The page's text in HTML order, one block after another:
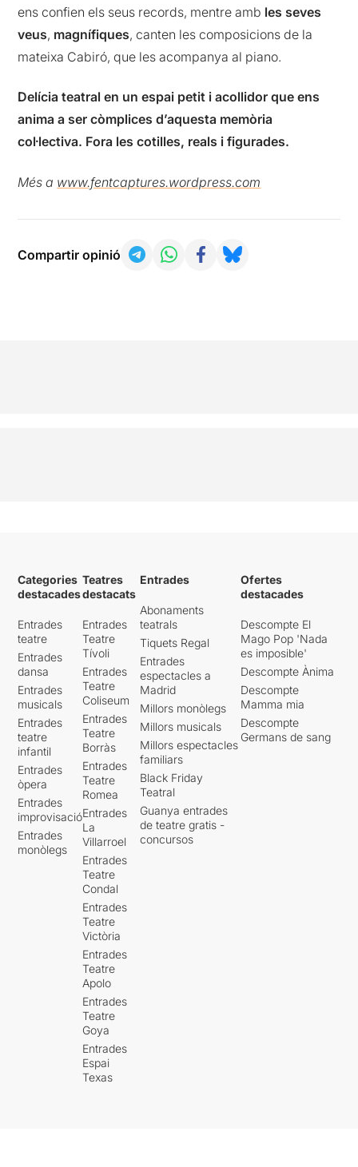
ens confien els seus records, mentre amb les seves
veus, magnífiques, canten les composicions de la
mateixa Cabiró, que les acompanya al piano.
Delícia teatral en un espai petit i acollidor que ens
anima a ser còmplices d’aquesta memòria
col·lectiva. Fora les cotilles, reals i figurades.
Més a www.fentcaptures.wordpress.com
Compartir opinió
Categories
destacades
Entrades
teatre
Entrades
dansa
Entrades
musicals
Entrades
teatre
infantil
Entrades
òpera
Entrades
improvisació
Entrades
monòlegs
Teatres
destacats
Entrades
Teatre
Tívoli
Entrades
Teatre
Coliseum
Entrades
Teatre
Borràs
Entrades
Teatre
Romea
Entrades
La
Villarroel
Entrades
Teatre
Condal
Entrades
Teatre
Victòria
Entrades
Teatre
Apolo
Entrades
Teatre
Goya
Entrades
Espai
Texas
Entrades
Abonaments
teatrals
Tiquets Regal
Entrades
espectacles a
Madrid
Millors monòlegs
Millors musicals
Millors espectacles
familiars
Black Friday
Teatral
Guanya entrades
de teatre gratis -
concursos
Ofertes
destacades
Descompte El
Mago Pop 'Nada
es imposible'
Descompte Ànima
Descompte
Mamma mia
Descompte
Germans de sang